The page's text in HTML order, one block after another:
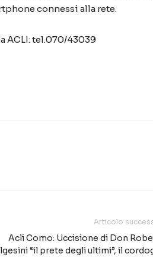
connessi alla rete.
ACLI: tel.070/43039
Articolo
Acli Como: Uccisione di Don
“il prete degli ultimi”, il